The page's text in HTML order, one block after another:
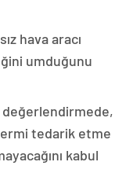
hava aracı
umduğunu
değerlendirmede,
tedarik etme
kabul